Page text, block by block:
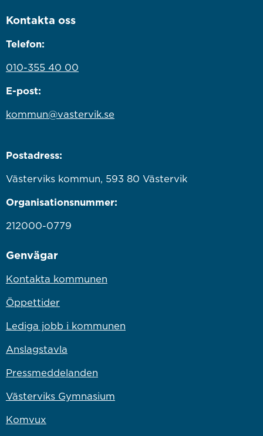
Kontakta oss
Telefon:
010-355 40 00
E-post:
kommun@vastervik.se
Postadress:
Västerviks kommun, 593 80 Västervik
Organisationsnummer:
212000-0779
Genvägar
Kontakta kommunen
Öppettider
Lediga jobb i kommunen
Anslagstavla
Pressmeddelanden
Västerviks Gymnasium
Komvux